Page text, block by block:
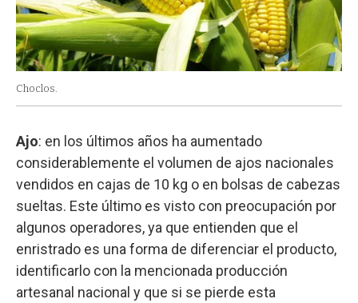
Choclos.
Ajo: en los últimos años ha aumentado
considerablemente el volumen de ajos nacionales
vendidos en cajas de 10 kg o en bolsas de cabezas
sueltas. Este último es visto con preocupación por
algunos operadores, ya que entienden que el
enristrado es una forma de diferenciar el producto,
identificarlo con la mencionada producción
artesanal nacional y que si se pierde esta